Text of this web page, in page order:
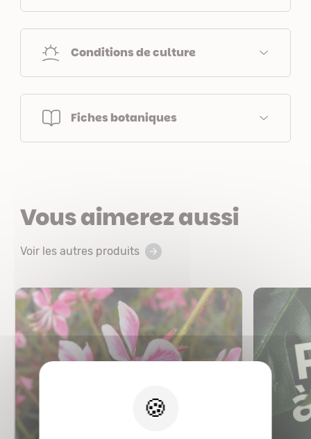
Conditions de culture
Fiches botaniques
Vous aimerez aussi
Voir les autres produits